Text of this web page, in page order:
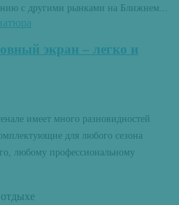
с другими рынками на Ближнем...
экран – легко и
имеет много разновидностей
для любого сезона
любому профессиональному